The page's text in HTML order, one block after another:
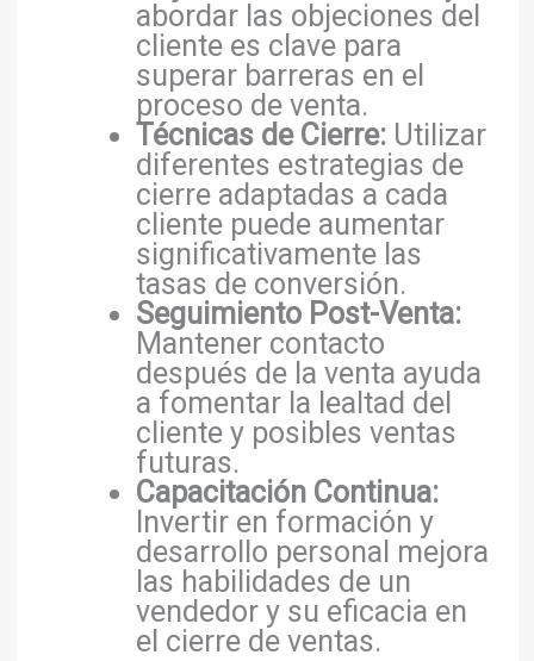
abordar las objeciones del
cliente es clave para
superar barreras en el
proceso de venta.
Técnicas de Cierre:Utilizar
diferentes estrategias de
cierre adaptadas a cada
cliente puede aumentar
significativamente las
tasas de conversión.
Seguimiento Post-Venta:
Mantener contacto
después de la venta ayuda
a fomentar la lealtad del
cliente y posibles ventas
futuras.
Capacitación Continua:
Invertir en formación y
desarrollo personal mejora
las habilidades de un
vendedor y su eficacia en
el cierre de ventas.